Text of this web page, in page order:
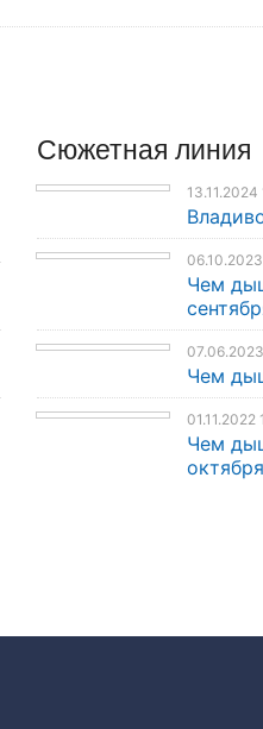
Сюжетная линия
Чем
Чем
01.11.2022
Чем